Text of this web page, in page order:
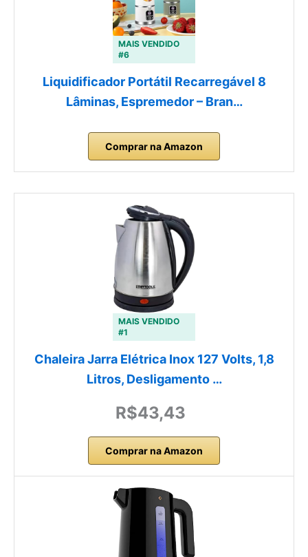
MAIS VENDIDO
#6
Liquidificador Portátil Recarregável 8
Lâminas, Espremedor – Bran…
Comprar na Amazon
MAIS VENDIDO
#1
Chaleira Jarra Elétrica Inox 127 Volts, 1,8
Litros, Desligamento …
R$43,43
Comprar na Amazon